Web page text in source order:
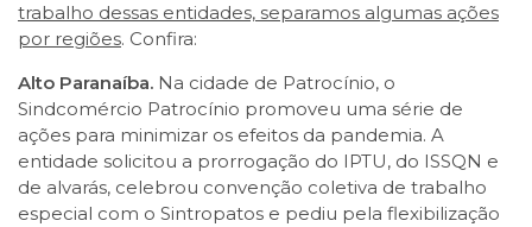
trabalho dessas entidades, separamos algumas ações
por regiões. Confira:
Alto Paranaíba. Na cidade de Patrocínio, o
Sindcomércio Patrocínio promoveu uma série de
ações para minimizar os efeitos da pandemia. A
entidade solicitou a prorrogação do IPTU, do ISSQN e
de alvarás, celebrou convenção coletiva de trabalho
especial com o Sintropatos e pediu pela flexibilização